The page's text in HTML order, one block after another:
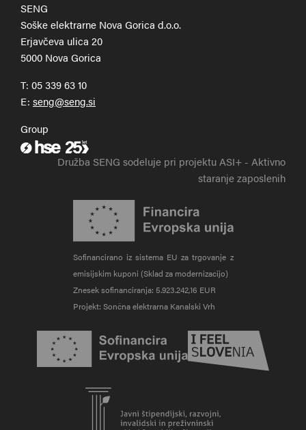
SENG
Soške elektrarne Nova Gorica d.o.o.
Erjavčeva ulica 20
5000 Nova Gorica
T: 05 339 63 10
E:
Group
Zunanja povezava na hse.si
Družba SENG sodeluje pri projektu ASI+ - Aktivno
staranje zaposlenih
Sofinancirano iz sistema EU za trgovanje z
emisijskim kuponi (Sklad za modernizacijo)
Znesek sofinanciranja: 5.923.242,16 EUR
Projekt: Sončna elektrarna Kanalski Vrh